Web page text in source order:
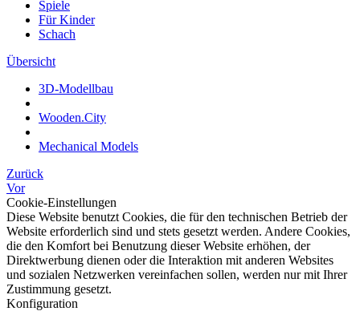
Spiele
Für Kinder
Schach
Übersicht
3D-Modellbau
Wooden.City
Mechanical Models
Zurück
Vor
Cookie-Einstellungen
Diese Website benutzt Cookies, die für den technischen Betrieb der
Website erforderlich sind und stets gesetzt werden. Andere Cookies,
die den Komfort bei Benutzung dieser Website erhöhen, der
Direktwerbung dienen oder die Interaktion mit anderen Websites
und sozialen Netzwerken vereinfachen sollen, werden nur mit Ihrer
Zustimmung gesetzt.
Konfiguration